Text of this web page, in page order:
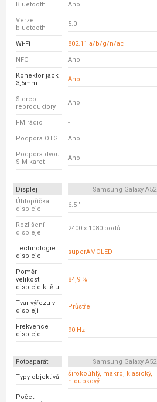
Bluetooth Ano
Verze
bluetooth
5.0
Wi-Fi 802.11 a/b/g/n/ac
NFC Ano
Konektor jack
3,5mm
Ano
Stereo
reproduktory
Ano
FM rádio -
Podpora OTG Ano
Podpora dvou
SIM karet
Ano
Displej Samsung Galaxy A52
Úhlopříčka
displeje
6.5 "
Rozlišení
displeje
2400 x 1080 bodů
Technologie
displeje
superAMOLED
Poměr
velikosti
displeje k tělu
84,9 %
Tvar výřezu v
displeji
Průstřel
Frekvence
displeje
90 Hz
Fotoaparát Samsung Galaxy A52
Typy objektivů
širokoúhlý, makro, klasický,
hloubkový
Počet